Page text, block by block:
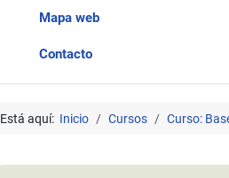
Mapa web
Contacto
Está aquí: Inicio Cursos Curso: